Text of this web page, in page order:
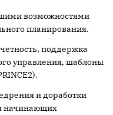
возможностями
планирования.
поддержка
управления, шаблоны
и доработки
начинающих